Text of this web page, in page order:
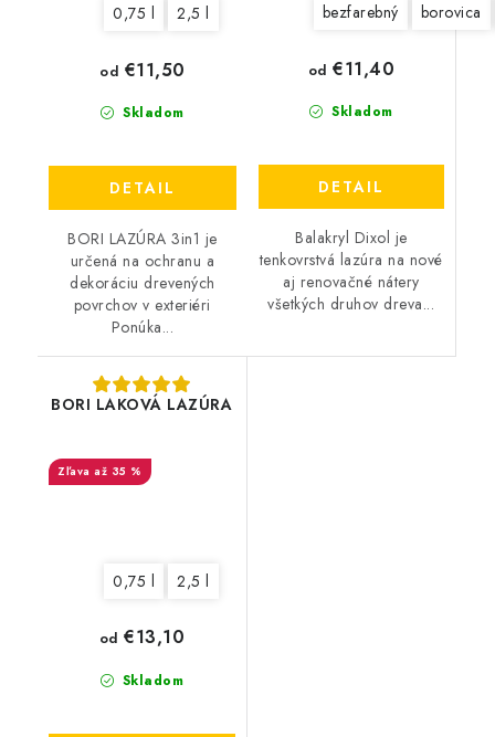
0,75 l 2,5 l
Skladom
od €11,50
DETAIL
BORI LAZÚRA 3in1 je
určená na ochranu a
dekoráciu drevených
povrchov v exteriéri
Ponúka...
bezfarebný borovica
Skladom
od €11,40
DETAIL
Balakryl Dixol je
tenkovrstvá lazúra na nové
aj renovačné nátery
všetkých druhov dreva...
BORI LAKOVÁ LAZÚRA
až 35 %
0,75 l 2,5 l
Skladom
od €13,10